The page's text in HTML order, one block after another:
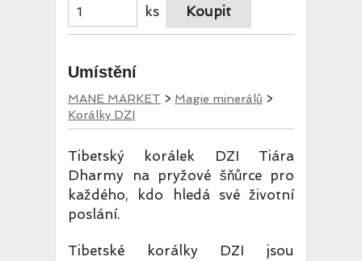
ks
Umístění
MANE MARKET > Magie minerálů >
Korálky DZI
Tibetský korálek DZI Tiára
Dharmy na pryžové šňůrce pro
každého, kdo hledá své životní
poslání.
Tibetské korálky DZI jsou